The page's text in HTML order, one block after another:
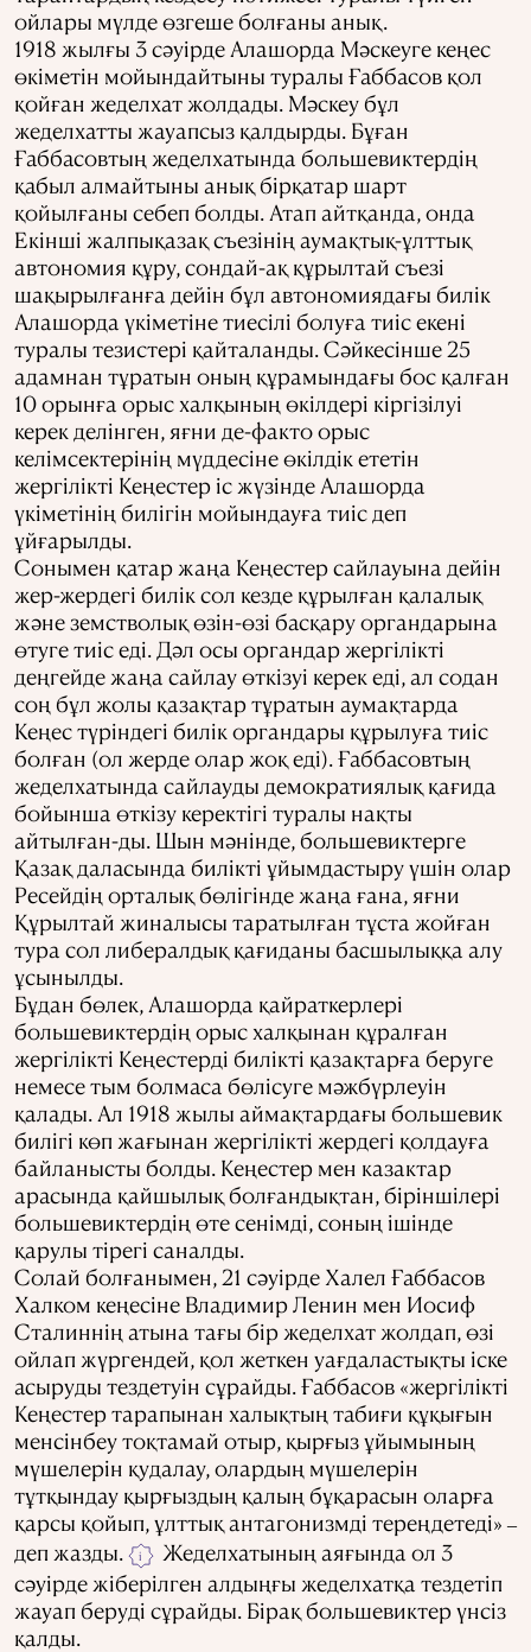
ойлары мүлде өзгеше болғаны анық.
1918 жылғы 3 сәуірде Алашорда Мәскеуге кеңес
өкіметін мойындайтыны туралы Ғаббасов қол
қойған жеделхат жолдады. Мәскеу бұл
жеделхатты жауапсыз қалдырды. Бұған
Ғаббасовтың жеделхатында большевиктердің
қабыл алмайтыны анық бірқатар шарт
қойылғаны себеп болды. Атап айтқанда, онда
Екінші жалпықазақ съезінің аумақтық-ұлттық
автономия құру, сондай-ақ құрылтай съезі
шақырылғанға дейін бұл автономиядағы билік
Алашорда үкіметіне тиесілі болуға тиіс екені
туралы тезистері қайталанды. Сәйкесінше 25
адамнан тұратын оның құрамындағы бос қалған
10 орынға орыс халқының өкілдері кіргізілуі
керек делінген, яғни де-факто орыс
келімсектерінің мүддесіне өкілдік ететін
жергілікті Кеңестер іс жүзінде Алашорда
үкіметінің билігін мойындауға тиіс деп
ұйғарылды.
Сонымен қатар жаңа Кеңестер сайлауына дейін
жер-жердегі билік сол кезде құрылған қалалық
және земстволық өзін-өзі басқару органдарына
өтуге тиіс еді. Дәл осы органдар жергілікті
деңгейде жаңа сайлау өткізуі керек еді, ал содан
соң бұл жолы қазақтар тұратын аумақтарда
Кеңес түріндегі билік органдары құрылуға тиіс
болған (ол жерде олар жоқ еді). Ғаббасовтың
жеделхатында сайлауды демократиялық қағида
бойынша өткізу керектігі туралы нақты
айтылған-ды. Шын мәнінде, большевиктерге
Қазақ даласында билікті ұйымдастыру үшін олар
Ресейдің орталық бөлігінде жаңа ғана, яғни
Құрылтай жиналысы таратылған тұста жойған
тура сол либералдық қағиданы басшылыққа алу
ұсынылды.
Бұдан бөлек, Алашорда қайраткерлері
большевиктердің орыс халқынан құралған
жергілікті Кеңестерді билікті қазақтарға беруге
немесе тым болмаса бөлісуге мәжбүрлеуін
қалады. Ал 1918 жылы аймақтардағы большевик
билігі көп жағынан жергілікті жердегі қолдауға
байланысты болды. Кеңестер мен казактар
арасында қайшылық болғандықтан, біріншілері
большевиктердің өте сенімді, соның ішінде
қарулы тірегі саналды.
Солай болғанымен, 21 сәуірде Халел Ғаббасов
Халком кеңесіне Владимир Ленин мен Иосиф
Сталиннің атына тағы бір жеделхат жолдап, өзі
ойлап жүргендей, қол жеткен уағдаластықты іске
асыруды тездетуін сұрайды. Ғаббасов «жергілікті
Кеңестер тарапынан халықтың табиғи құқығын
менсінбеу тоқтамай отыр, қырғыз ұйымының
мүшелерін қудалау, олардың мүшелерін
тұтқындау қырғыздың қалың бұқарасын оларға
қарсы қойып, ұлттық антагонизмді тереңдетеді» –
деп жазды. i
Жеделхатының аяғында ол 3
сәуірде жіберілген алдыңғы жеделхатқа тездетіп
жауап беруді сұрайды. Бірақ большевиктер үнсіз
қалды.